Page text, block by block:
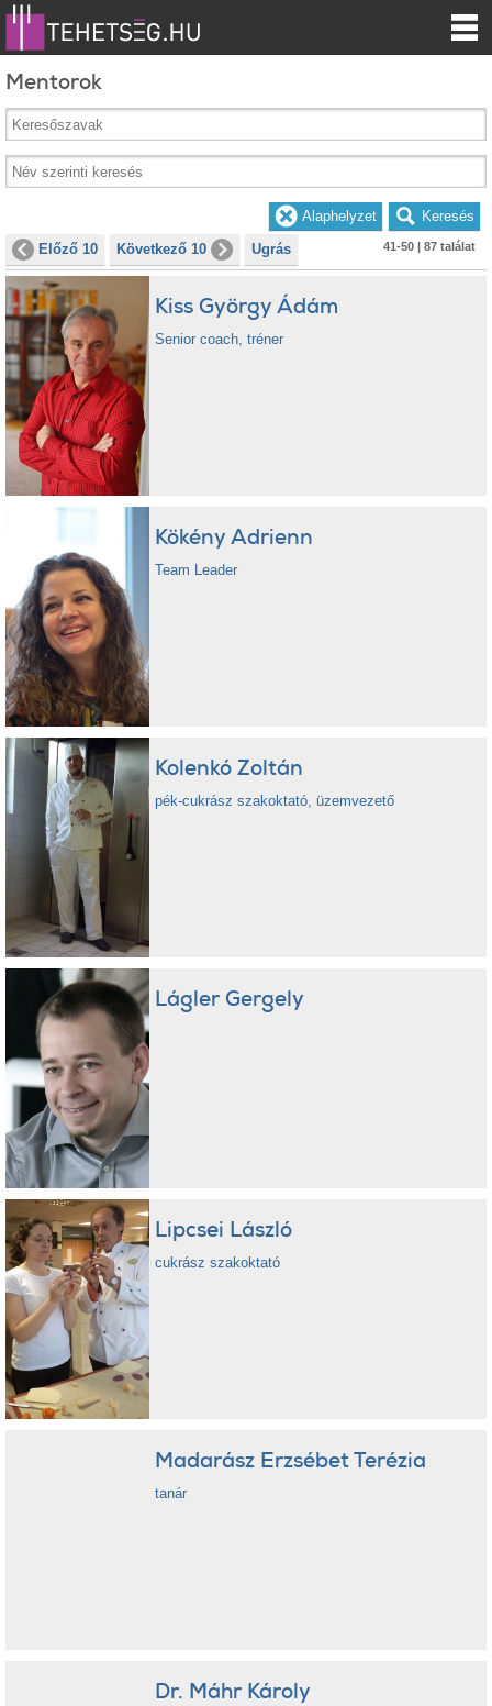
Mentorok
Előző 10 Következő 10 Ugrás 41-50 | 87 találat
Kiss György Ádám
Senior coach, tréner
Kökény Adrienn
Team Leader
Kolenkó Zoltán
pék-cukrász szakoktató, üzemvezető
Lágler Gergely
Lipcsei László
cukrász szakoktató
Madarász Erzsébet Terézia
tanár
Dr. Máhr Károly